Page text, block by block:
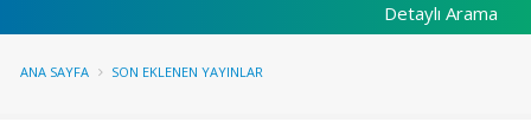
Detaylı Arama
ANA SAYFA SON EKLENEN YAYINLAR